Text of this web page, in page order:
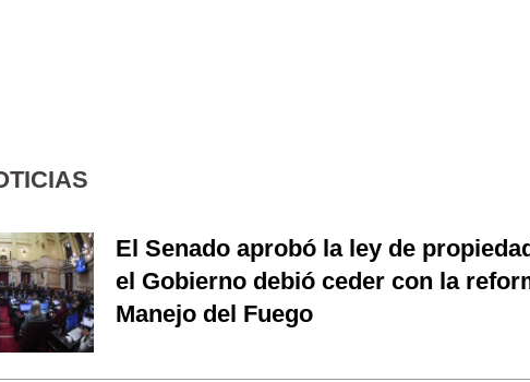
El Senado aprobó la ley de
el Gobierno debió ceder con la
Manejo del Fuego